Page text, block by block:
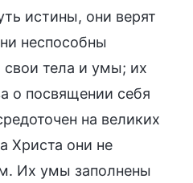
истины, они верят
неспособны
свои тела и умы; их
о посвящении себя
на великих
Христа они не
Их умы заполнены